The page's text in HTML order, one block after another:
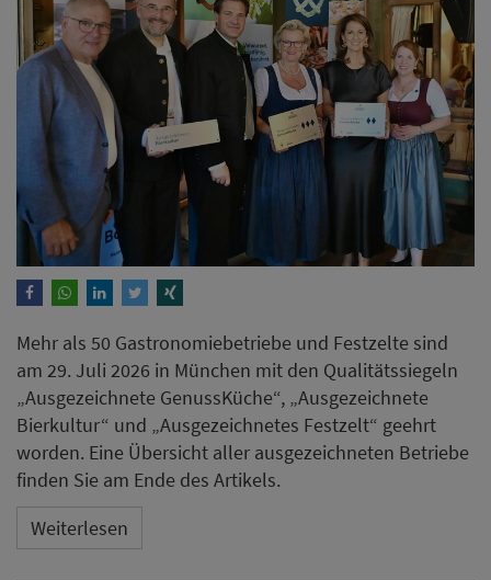
Mehr als 50 Gastronomiebetriebe und Festzelte sind
am 29. Juli 2026 in München mit den Qualitätssiegeln
„Ausgezeichnete GenussKüche“, „Ausgezeichnete
Bierkultur“ und „Ausgezeichnetes Festzelt“ geehrt
worden. Eine Übersicht aller ausgezeichneten Betriebe
finden Sie am Ende des Artikels.
Weiterlesen